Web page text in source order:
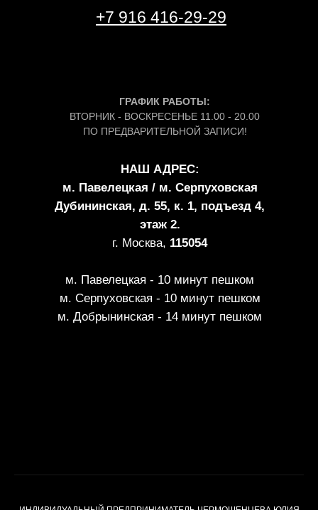
НАШ АДРЕС:
м. Павелецкая / м. Серпуховская
Дубининская, д. 55, к. 1, подъезд 4,
этаж 2.
г. Москва, 115054
м. Павелецкая - 10 минут пешком
м. Серпуховская - 10 минут пешком
м. Добрынинская - 14 минут пешком
ГРАФИК РАБОТЫ:
ВТОРНИК - ВОСКРЕСЕНЬЕ 11.00 - 20.00
ПО ПРЕДВАРИТЕЛЬНОЙ ЗАПИСИ!
+7 916 416-29-29